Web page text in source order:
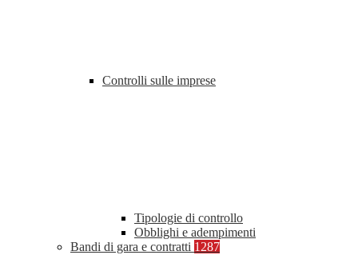
Controlli sulle imprese
Tipologie di controllo
Obblighi e adempimenti
Bandi di gara e contratti 1287